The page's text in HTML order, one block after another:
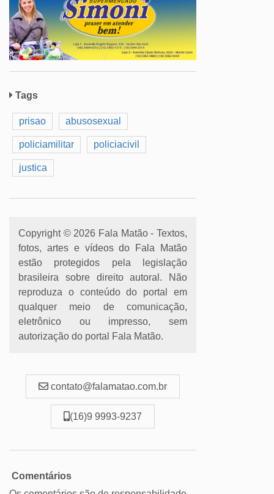
Tags
prisao abusosexual
policiamilitar policiacivil
justica
Copyright © 2026 Fala Matão - Textos,
fotos, artes e vídeos do Fala Matão
estão protegidos pela legislação
brasileira sobre direito autoral. Não
reproduza o conteúdo do portal em
qualquer meio de comunicação,
eletrônico ou impresso, sem
autorização do portal Fala Matão.
contato@falamatao.com.br
(16)9 9993-9237
Comentários